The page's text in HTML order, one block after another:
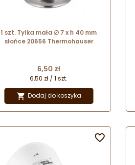
1 szt. Tylka mała ∅ 7 x h 40 mm
słońce 20656 Thermohauser
Cena
6,50 zł
6,50 zł / 1 szt.
 Dodaj do koszyka
